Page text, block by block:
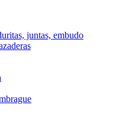
juntas, embudo